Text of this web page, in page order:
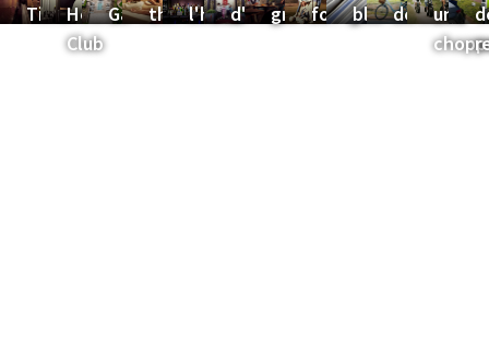
TimeHealth
Club
Gardenthaïlandais
l'hôteld'hôtelgratuitfootgolfblanchisserie
de vélos
un E-